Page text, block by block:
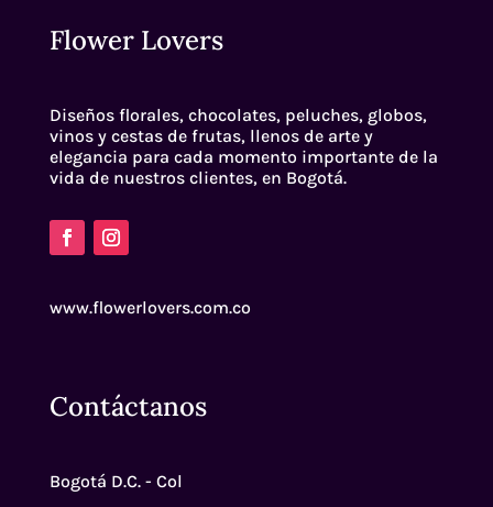
Flower Lovers
Diseños florales, chocolates, peluches, globos,
vinos y cestas de frutas, llenos de arte y
elegancia para cada momento importante de la
vida de nuestros clientes, en Bogotá.
www.flowerlovers.com.co
Contáctanos
Bogotá D.C. - Col